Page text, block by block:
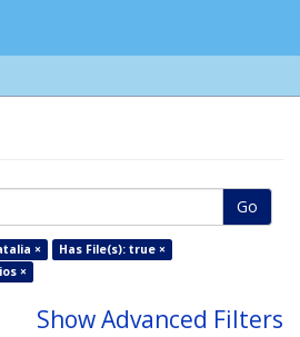
Go
×
Has File(s): true ×
×
Show Advanced Filters